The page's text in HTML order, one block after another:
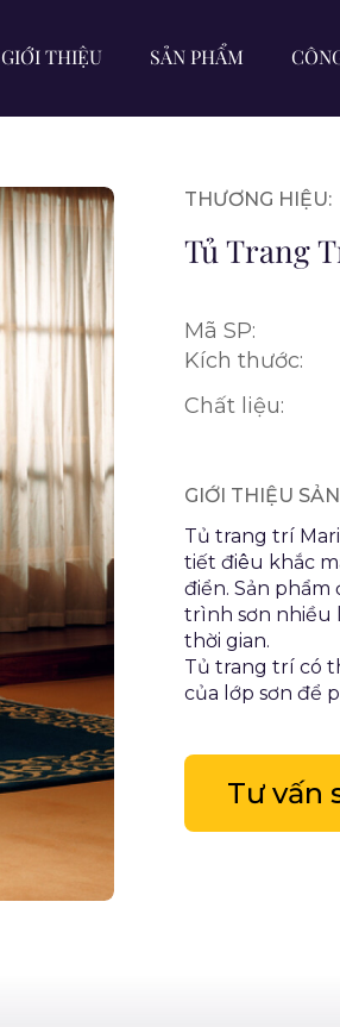
GIỚI THIỆU SẢN PHẨM
THƯƠNG HIỆU:
Tủ Trang
Mã SP:
Kích thước:
Chất liệu:
GIỚI THIỆU
Tủ trang trí
tiết điêu khắc
điển. Sản
trình sơn nhiều
thời gian.
Tủ trang trí có
của lớp sơn để
Tư vấn